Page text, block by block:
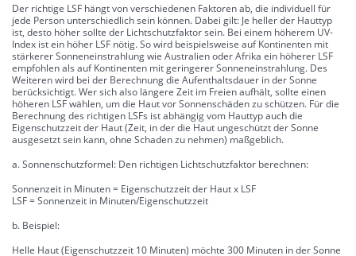
Der richtige LSF hängt von verschiedenen Faktoren ab, die individuell für
jede Person unterschiedlich sein können. Dabei gilt: Je heller der Hauttyp
ist, desto höher sollte der Lichtschutzfaktor sein. Bei einem höherem UV-
Index ist ein höher LSF nötig. So wird beispielsweise auf Kontinenten mit
stärkerer Sonneneinstrahlung wie Australien oder Afrika ein höherer LSF
empfohlen als auf Kontinenten mit geringerer Sonneneinstrahlung. Des
Weiteren wird bei der Berechnung die Aufenthaltsdauer in der Sonne
berücksichtigt. Wer sich also längere Zeit im Freien aufhält, sollte einen
höheren LSF wählen, um die Haut vor Sonnenschäden zu schützen. Für die
Berechnung des richtigen LSFs ist abhängig vom Hauttyp auch die
Eigenschutzzeit der Haut (Zeit, in der die Haut ungeschützt der Sonne
ausgesetzt sein kann, ohne Schaden zu nehmen) maßgeblich.
a. Sonnenschutzformel: Den richtigen Lichtschutzfaktor berechnen:
Sonnenzeit in Minuten = Eigenschutzzeit der Haut x LSF
LSF = Sonnenzeit in Minuten/Eigenschutzzeit
b. Beispiel:
Helle Haut (Eigenschutzzeit 10 Minuten) möchte 300 Minuten in der Sonne